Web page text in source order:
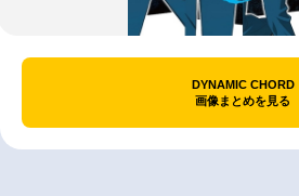
DYNAMIC CHORD
画像まとめを見る